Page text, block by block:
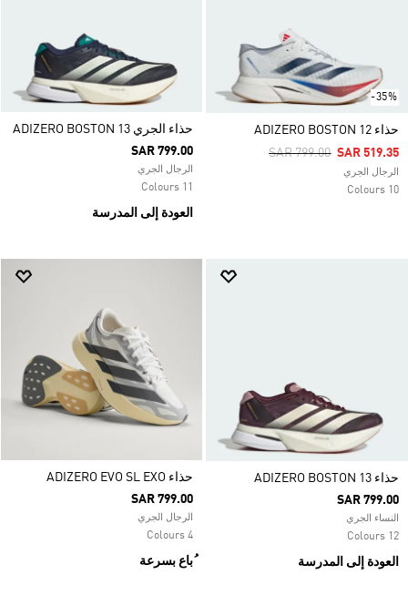
-35%
حذاء ADIZERO BOSTON 12
Price Reduced From
SAR 799.00ToSAR 519.35
الرجال الجري
10 Colours
حذاء الجري ADIZERO BOSTON 13
SAR 799.00
الرجال الجري
11 Colours
العودة إلى المدرسة
حذاء ADIZERO BOSTON 13
SAR 799.00
النساء الجري
12 Colours
العودة إلى المدرسة
حذاء ADIZERO EVO SL EXO
SAR 799.00
الرجال الجري
4 Colours
ُباع بسرعة